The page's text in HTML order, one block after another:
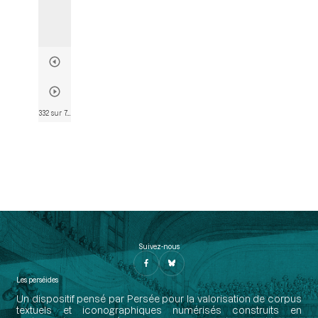
332 sur 746
Suivez-nous
Les perséides
Un dispositif pensé par Persée pour la valorisation de corpus
textuels et iconographiques numérisés construits en